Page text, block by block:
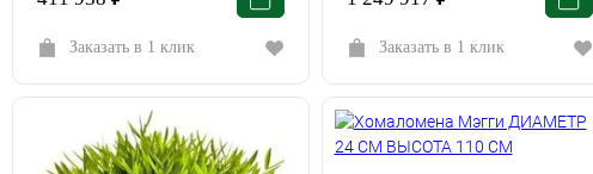
Заказать в 1 клик Заказать в 1 клик